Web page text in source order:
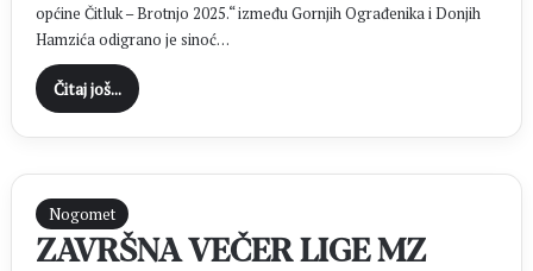
općine Čitluk – Brotnjo 2025.“ između Gornjih Ograđenika i Donjih
Hamzića odigrano je sinoć…
Čitaj još...
Nogomet
ZAVRŠNA VEČER LIGE MZ